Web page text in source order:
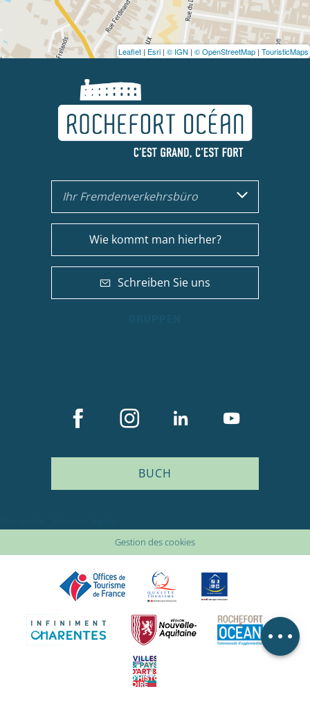
Lageplan
Leaflet | Esri | © IGN | © OpenStreetMap | TouristicMaps
Ihr Fremdenverkehrsbüro
Wie kommt man hierher?
Schreiben Sie uns
BUCH
Gestion des cookies